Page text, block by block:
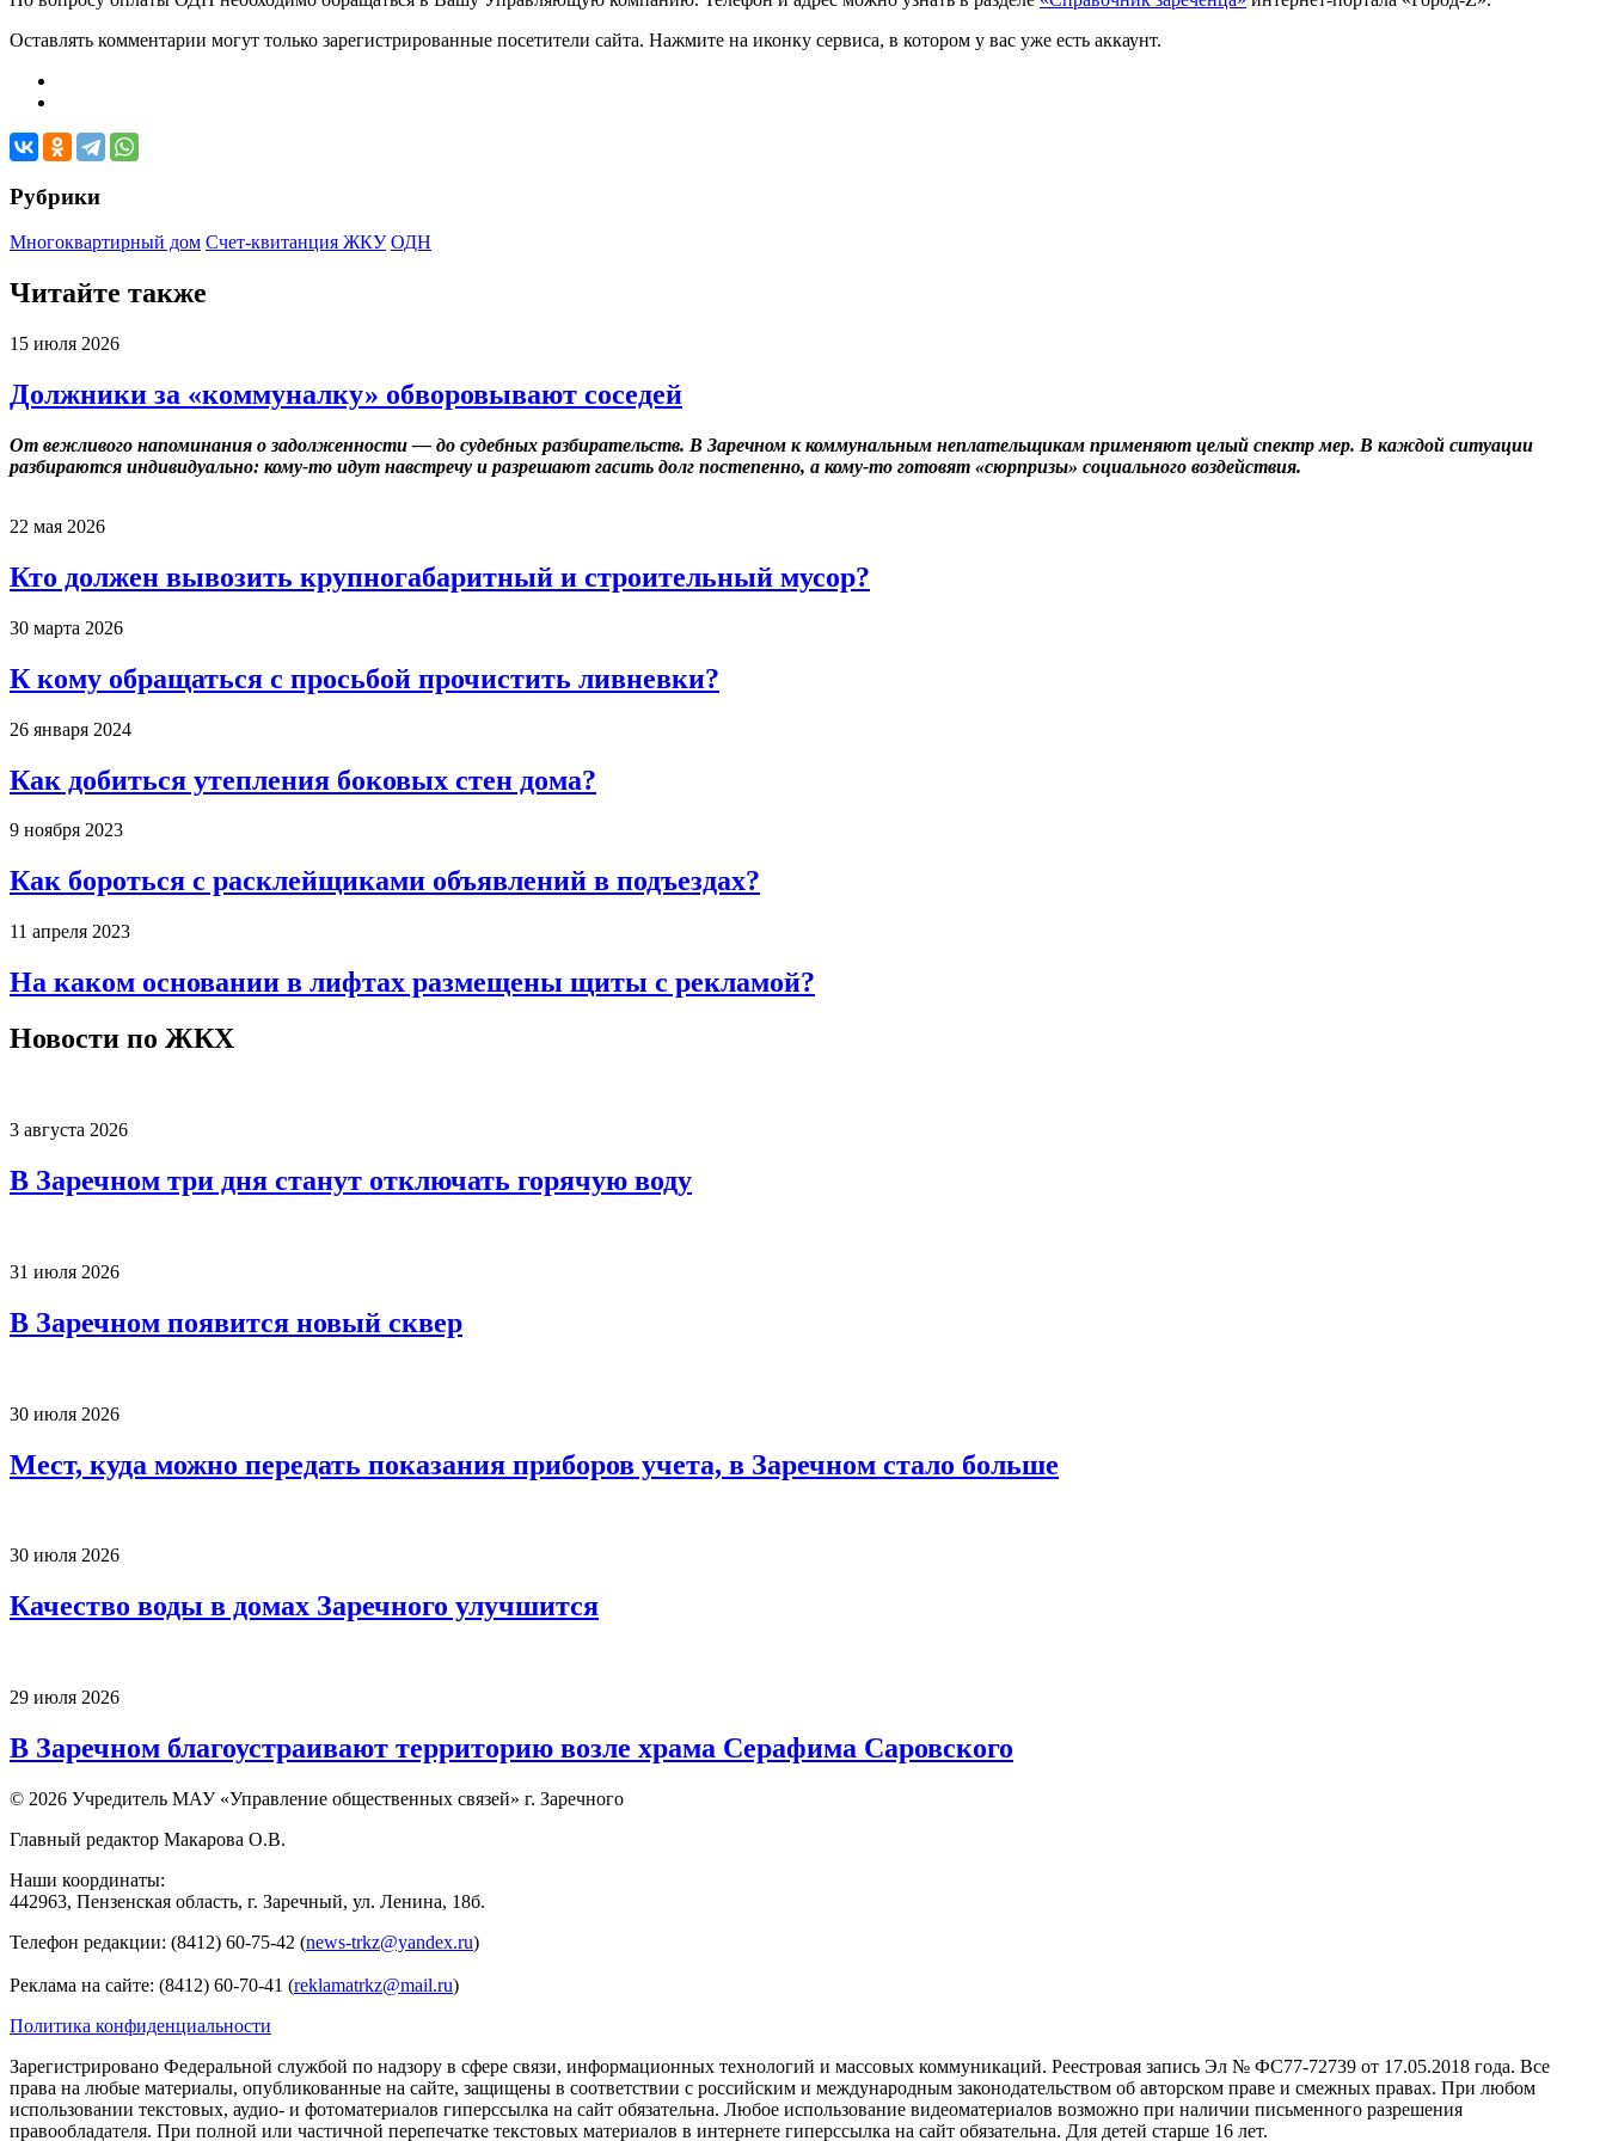
Оставлять комментарии могут только зарегистрированные посетители сайта. Нажмите на иконку сервиса, в котором у вас уже есть аккаунт.
Рубрики
Многоквартирный дом Счет-квитанция ЖКУ ОДН
Читайте также
15 июля 2026
Должники за «коммуналку» обворовывают соседей
От вежливого напоминания о задолженности — до судебных разбирательств. В Заречном к коммунальным неплательщикам применяют целый спектр мер. В каждой ситуации
разбираются индивидуально: кому-то идут навстречу и разрешают гасить долг постепенно, а кому-то готовят «сюрпризы» социального воздействия.
22 мая 2026
Кто должен вывозить крупногабаритный и строительный мусор?
30 марта 2026
К кому обращаться с просьбой прочистить ливневки?
26 января 2024
Как добиться утепления боковых стен дома?
9 ноября 2023
Как бороться с расклейщиками объявлений в подъездах?
11 апреля 2023
На каком основании в лифтах размещены щиты с рекламой?
Новости по ЖКХ
3 августа 2026
В Заречном три дня станут отключать горячую воду
31 июля 2026
В Заречном появится новый сквер
30 июля 2026
Мест, куда можно передать показания приборов учета, в Заречном стало больше
30 июля 2026
Качество воды в домах Заречного улучшится
29 июля 2026
В Заречном благоустраивают территорию возле храма Серафима Саровского
© 2026 Учредитель МАУ «Управление общественных связей» г. Заречного
Главный редактор Макарова О.В.
Наши координаты:
442963, Пензенская область, г. Заречный, ул. Ленина, 18б.
Телефон редакции: (8412) 60-75-42 (news-trkz@yandex.ru)
Реклама на сайте: (8412) 60-70-41 (reklamatrkz@mail.ru)
Политика конфиденциальности
Зарегистрировано Федеральной службой по надзору в сфере связи, информационных технологий и массовых коммуникаций. Реестровая запись Эл № ФС77-72739 от 17.05.2018 года. Все
права на любые материалы, опубликованные на сайте, защищены в соответствии с российским и международным законодательством об авторском праве и смежных правах. При любом
использовании текстовых, аудио- и фотоматериалов гиперссылка на сайт обязательна. Любое использование видеоматериалов возможно при наличии письменного разрешения
правообладателя. При полной или частичной перепечатке текстовых материалов в интернете гиперссылка на сайт обязательна. Для детей старше 16 лет.